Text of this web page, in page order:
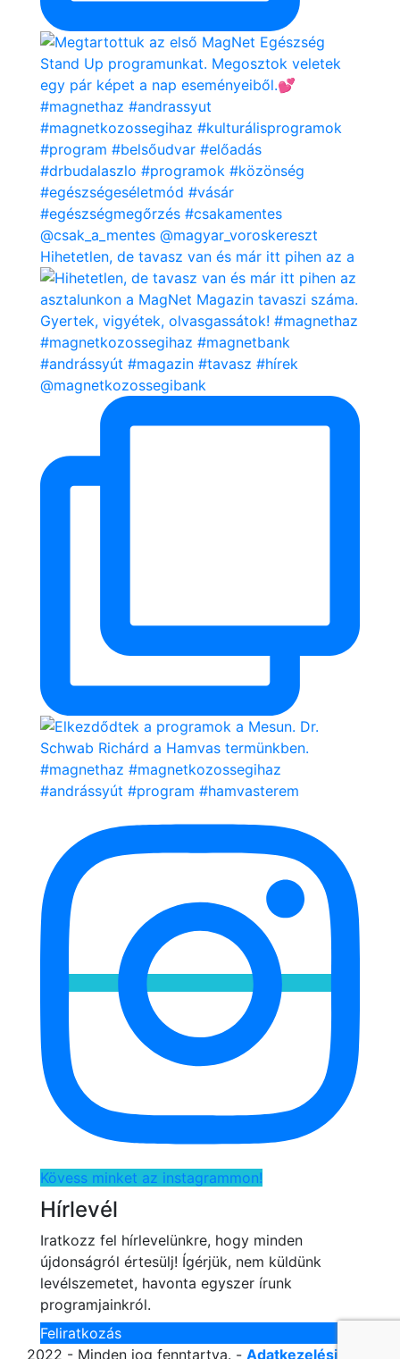
Hihetetlen, de tavasz van és már itt pihen az a
Kövess minket az instagrammon!
Hírlevél
Iratkozz fel hírlevelünkre, hogy minden
újdonságról értesülj! Ígérjük, nem küldünk
levélszemetet, havonta egyszer írunk
programjainkról.
Feliratkozás
2022 - Minden jog fenntartva. - Adatkezelési